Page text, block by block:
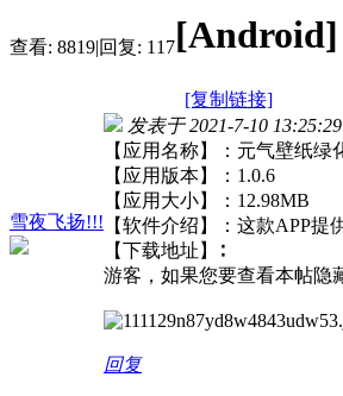
查看: 8819|回复: 117[Android]
[复制链接]
雪夜飞扬!!!
发表于 2021-7-10 13:25:29
【应用名称】：元气壁纸绿
【应用版本】：1.0.6
【应用大小】：12.98MB
【软件介绍】：这款APP
【下载地址】∶
游客，如果您要查看本帖隐
回复